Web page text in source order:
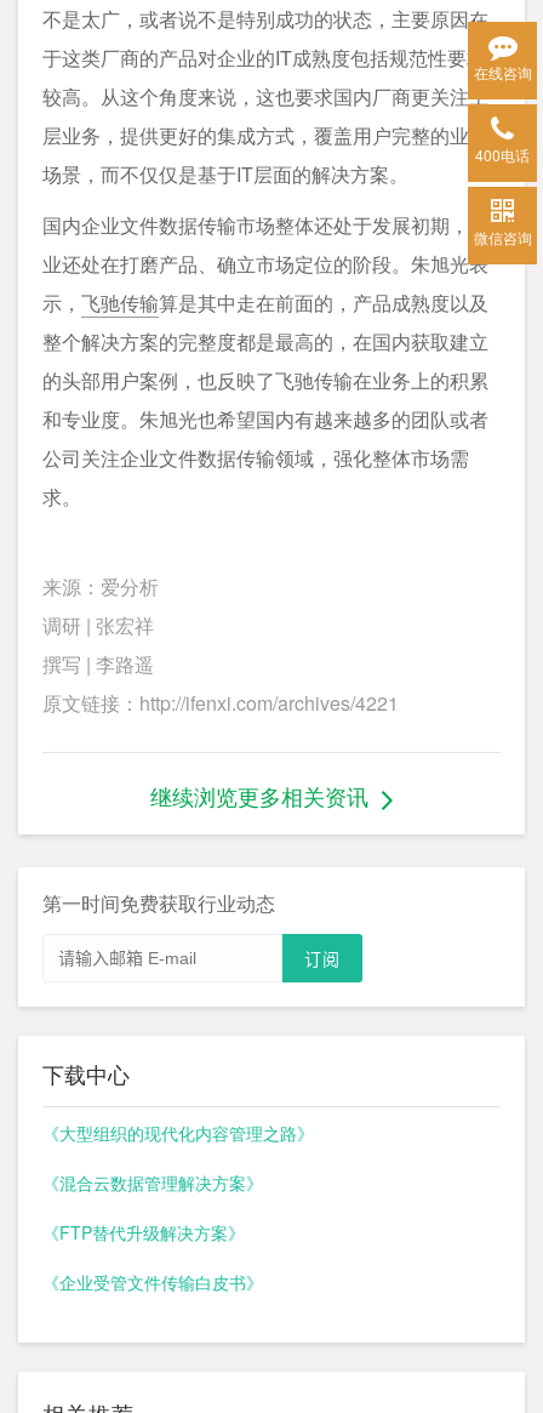
不是太广，或者说不是特别成功的状态，主要原因在
于这类厂商的产品对企业的IT成熟度包括规范性要求
较高。从这个角度来说，这也要求国内厂商更关注上
层业务，提供更好的集成方式，覆盖用户完整的业务
场景，而不仅仅是基于IT层面的解决方案。
国内企业文件数据传输市场整体还处于发展初期，企
业还处在打磨产品、确立市场定位的阶段。朱旭光表
示， 飞驰传输算是其中走在前面的，产品成熟度以及
整个解决方案的完整度都是最高的，在国内获取建立
的头部用户案例，也反映了飞驰传输在业务上的积累
和专业度。朱旭光也希望国内有越来越多的团队或者
公司关注企业文件数据传输领域，强化整体市场需
求。
来源：爱分析
调研 | 张宏祥
撰写 | 李路遥
原文链接：http://ifenxi.com/archives/4221
继续浏览更多相关资讯
第一时间免费获取行业动态
下载中心
《大型组织的现代化内容管理之路》
《混合云数据管理解决方案》
《FTP替代升级解决方案》
《企业受管文件传输白皮书》
在线咨询
400电话
微信咨询